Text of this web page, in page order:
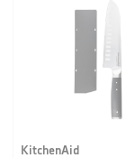
KitchenAid